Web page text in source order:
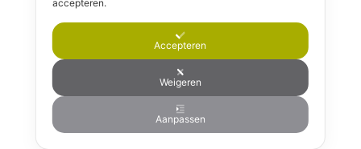
accepteren.
Accepteren
Weigeren
Aanpassen
Français(Frans) Deutsch(Duits)
Nederlands
日本語